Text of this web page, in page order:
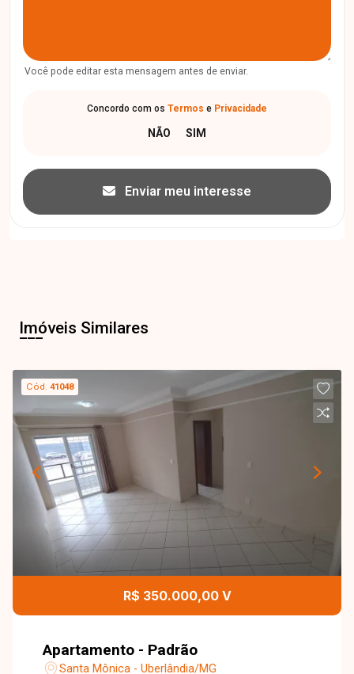
Você pode editar esta mensagem antes de enviar.
Concordo com os Termos e Privacidade
Enviar meu interesse
Imóveis Similares
Cód.41048
R$ 350.000,00 V
Apartamento - Padrão
Santa Mônica - Uberlândia/MG